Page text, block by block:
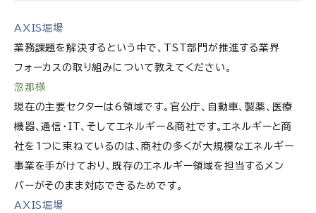
AXIS堀場
業務課題を解決するという中で、TST部門が推進する業界
フォーカスの取り組みについて教えてください。
忽那様
現在の主要セクターは6領域です。官公庁、自動車、製薬、医療
機器、通信・IT、そしてエネルギー&商社です。エネルギーと商
社を1つに束ねているのは、商社の多くが大規模なエネルギー
事業を手がけており、既存のエネルギー領域を担当するメン
バーがそのまま対応できるためです。
AXIS堀場